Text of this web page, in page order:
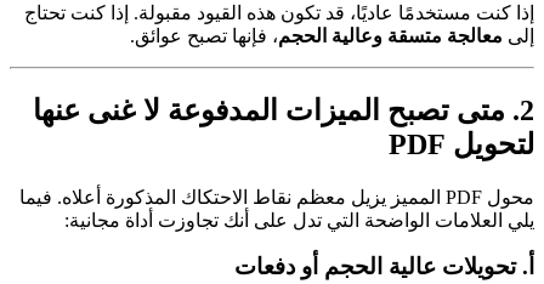
إذا كنت مستخدمًا عاديًا، قد تكون هذه القيود مقبولة. إذا كنت تحتاج
إلى معالجة متسقة وعالية الحجم، فإنها تصبح عوائق.
2. متى تصبح الميزات المدفوعة لا غنى عنها
لتحويل PDF
محول PDF المميز يزيل معظم نقاط الاحتكاك المذكورة أعلاه. فيما
يلي العلامات الواضحة التي تدل على أنك تجاوزت أداة مجانية:
أ.تحويلات عالية الحجم أو دفعات